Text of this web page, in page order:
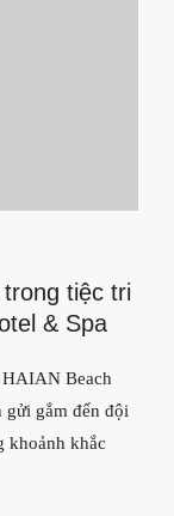
tiệc tri
& Spa
HAIAN Beach
gửi gắm đến đội
khoảnh khắc